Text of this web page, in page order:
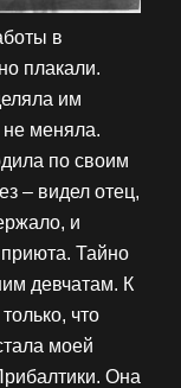
в
плакали.
им
не меняла.
по своим
– видел отец,
и
Тайно
девчатам. К
что
моей
Она